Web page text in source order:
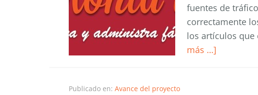
fuentes de
correctamente
los artículos que
más …]
Publicado en: Avance del proyecto